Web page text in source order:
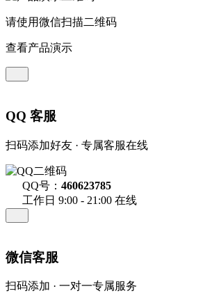
请使用微信扫描二维码
查看产品演示
QQ 客服
扫码添加好友 · 专属客服在线
QQ号： 460623785
工作日 9:00 - 21:00 在线
微信客服
扫码添加 · 一对一专属服务